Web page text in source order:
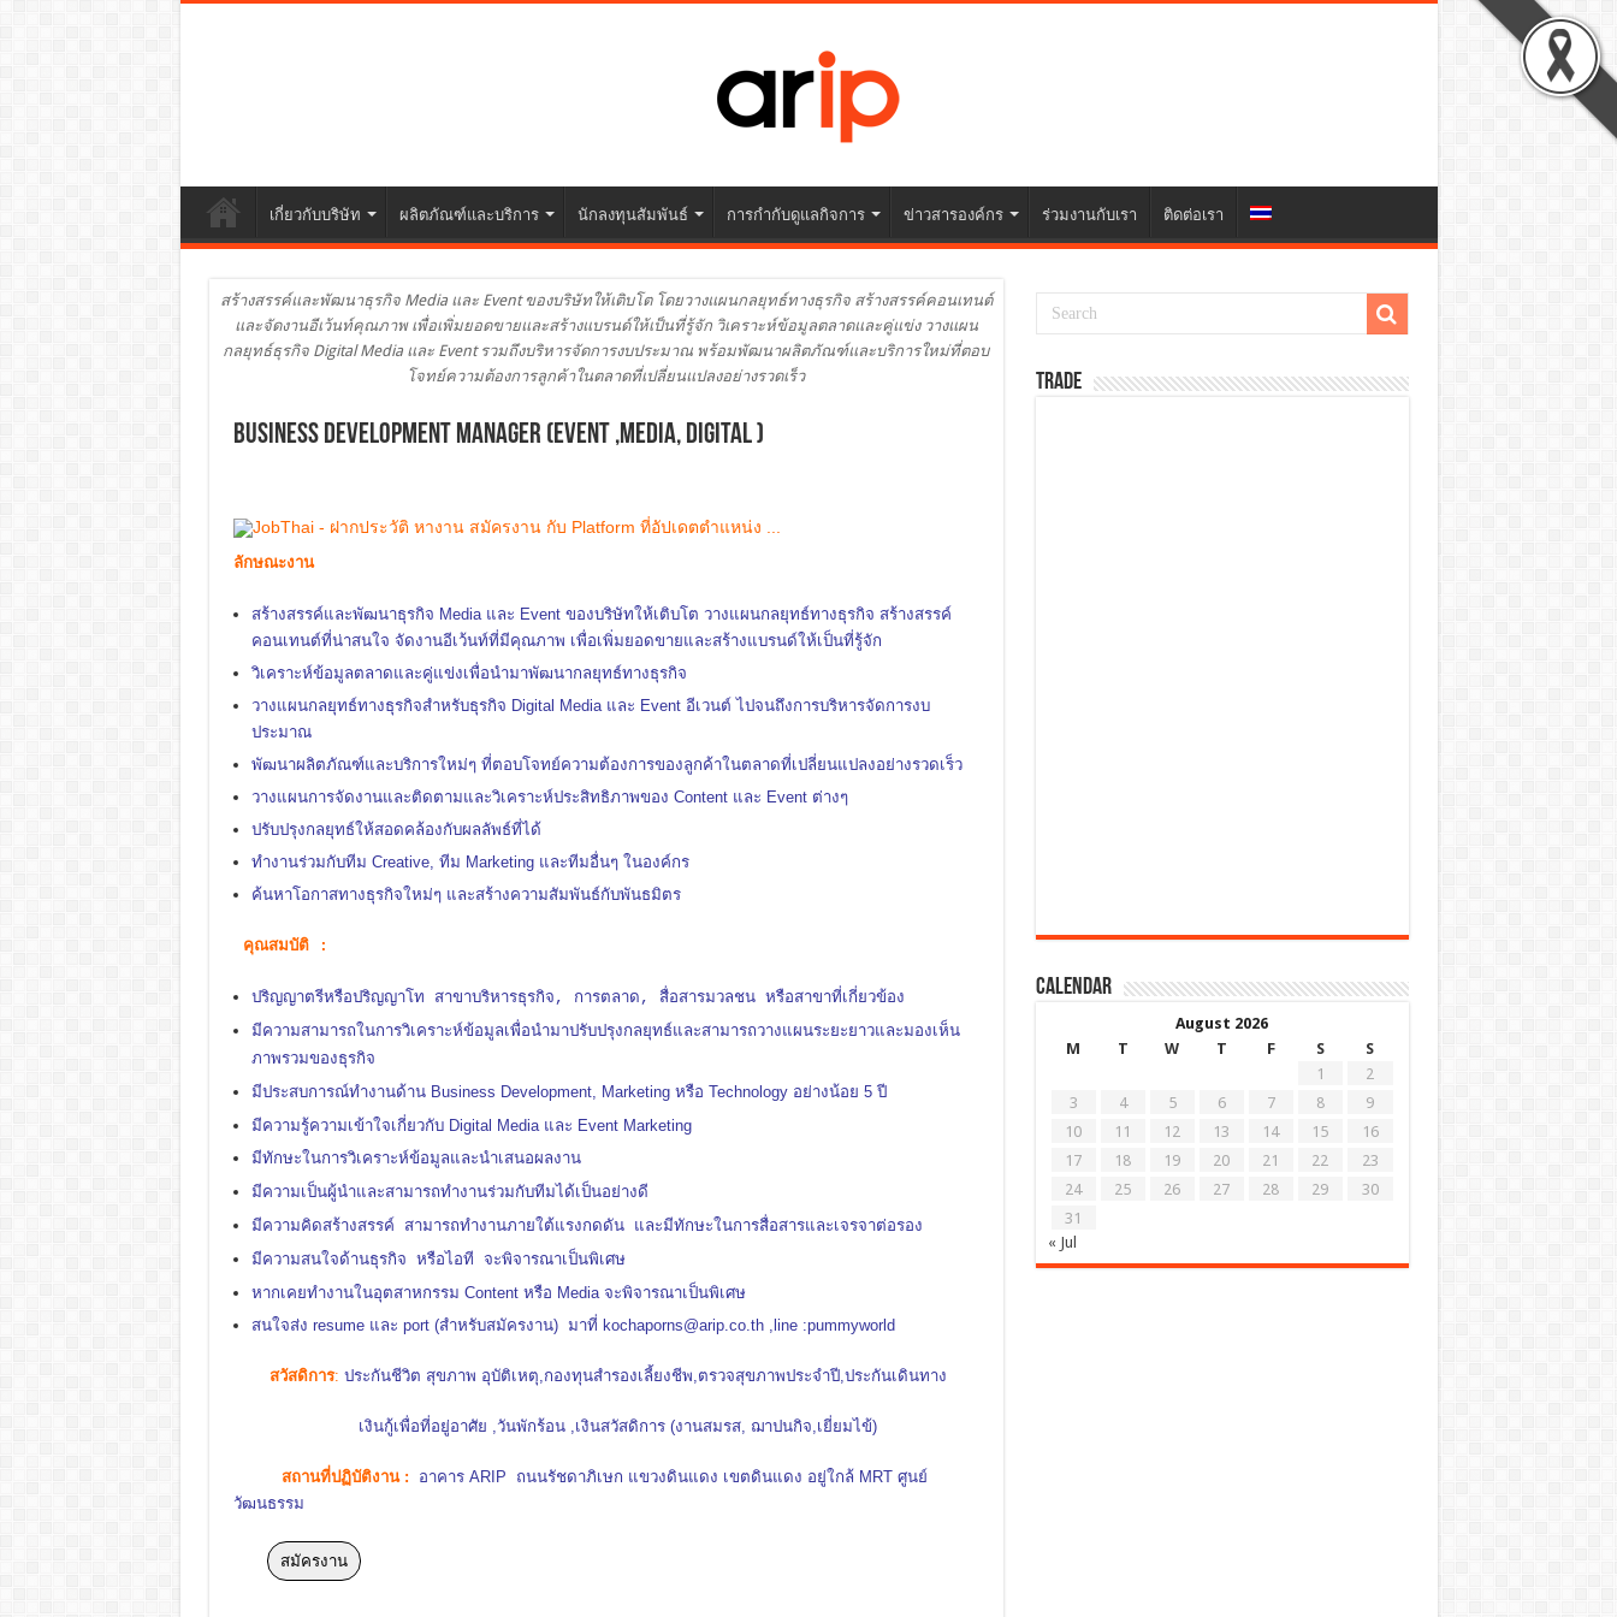
เกี่ยวกับบริษัท ผลิตภัณฑ์และบริการ นักลงทุนสัมพันธ์ การกำกับดูแลกิจการ ข่าวสารองค์กร ร่วมงานกับเรา ติดต่อเรา
สร้างสรรค์และพัฒนาธุรกิจ Media และ Event ของบริษัทให้เติบโต โดยวางแผนกลยุทธ์ทางธุรกิจ สร้างสรรค์คอนเทนต์
และจัดงานอีเว้นท์คุณภาพ เพื่อเพิ่มยอดขายและสร้างแบรนด์ให้เป็นที่รู้จัก วิเคราะห์ข้อมูลตลาดและคู่แข่ง วางแผน
กลยุทธ์ธุรกิจ Digital Media และ Event รวมถึงบริหารจัดการงบประมาณ พร้อมพัฒนาผลิตภัณฑ์และบริการใหม่ที่ตอบ
โจทย์ความต้องการลูกค้าในตลาดที่เปลี่ยนแปลงอย่างรวดเร็ว
Business Development Manager (Event ,Media, Digital )
ลักษณะงาน
สร้างสรรค์และพัฒนาธุรกิจ Media และ Event ของบริษัทให้เติบโต วางแผนกลยุทธ์ทางธุรกิจ สร้างสรรค์
คอนเทนต์ที่น่าสนใจ จัดงานอีเว้นท์ที่มีคุณภาพ เพื่อเพิ่มยอดขายและสร้างแบรนด์ให้เป็นที่รู้จัก
วิเคราะห์ข้อมูลตลาดและคู่แข่งเพื่อนำมาพัฒนากลยุทธ์ทางธุรกิจ
วางแผนกลยุทธ์ทางธุรกิจสำหรับธุรกิจ Digital Media และ Event อีเวนต์ ไปจนถึงการบริหารจัดการงบ
ประมาณ
พัฒนาผลิตภัณฑ์และบริการใหม่ๆ ที่ตอบโจทย์ความต้องการของลูกค้าในตลาดที่เปลี่ยนแปลงอย่างรวดเร็ว
วางแผนการจัดงานและติดตามและวิเคราะห์ประสิทธิภาพของ Content และ Event ต่างๆ
ปรับปรุงกลยุทธ์ให้สอดคล้องกับผลลัพธ์ที่ได้
ทำงานร่วมกับทีม Creative, ทีม Marketing และทีมอื่นๆ ในองค์กร
ค้นหาโอกาสทางธุรกิจใหม่ๆ และสร้างความสัมพันธ์กับพันธมิตร
คุณสมบัติ :
ปริญญาตรีหรือปริญญาโท สาขาบริหารธุรกิจ, การตลาด, สื่อสารมวลชน หรือสาขาที่เกี่ยวข้อง
มีความสามารถในการวิเคราะห์ข้อมูลเพื่อนำมาปรับปรุงกลยุทธ์และสามารถวางแผนระยะยาวและมองเห็น
ภาพรวมของธุรกิจ
มีประสบการณ์ทำงานด้าน Business Development, Marketing หรือ Technology อย่างน้อย 5 ปี
มีความรู้ความเข้าใจเกี่ยวกับ Digital Media และ Event Marketing
มีทักษะในการวิเคราะห์ข้อมูลและนำเสนอผลงาน
มีความเป็นผู้นำและสามารถทำงานร่วมกับทีมได้เป็นอย่างดี
มีความคิดสร้างสรรค์ สามารถทำงานภายใต้แรงกดดัน และมีทักษะในการสื่อสารและเจรจาต่อรอง
มีความสนใจด้านธุรกิจ หรือไอที จะพิจารณาเป็นพิเศษ
หากเคยทำงานในอุตสาหกรรม Content หรือ Media จะพิจารณาเป็นพิเศษ
สนใจส่ง resume และ port (สำหรับสมัครงาน) มาที่ kochaporns@arip.co.th ,line :pummyworld
สวัสดิการ: ประกันชีวิต สุขภาพ อุบัติเหตุ,กองทุนสำรองเลี้ยงชีพ,ตรวจสุขภาพประจำปี,ประกันเดินทาง
เงินกู้เพื่อที่อยู่อาศัย ,วันพักร้อน ,เงินสวัสดิการ (งานสมรส, ฌาปนกิจ,เยี่ยมไข้)
สถานที่ปฏิบัติงาน : อาคาร ARIP ถนนรัชดาภิเษก แขวงดินแดง เขตดินแดง อยู่ใกล้ MRT ศูนย์
วัฒนธรรม
สมัครงาน
TRADE
Calendar
August 2026
M
T W T F S
S
1
2
3
4 5 6 7 8
9
10
11 12 13 14 15
16
17
18 19 20 21 22
23
24
25 26 27 28 29
30
31
« Jul